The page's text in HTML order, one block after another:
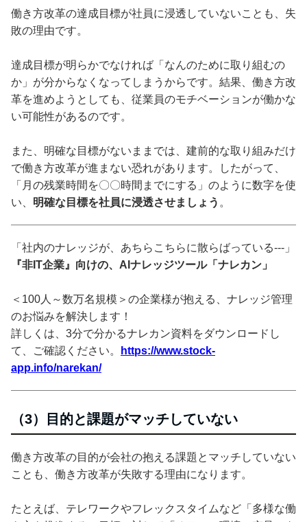
働き方改革の達成目標が社員に浸透していないことも、失
敗の理由です。
達成目標が明らかでなければ「なんのために取り組むの
か」が分からなくなってしまうからです。結果、働き方改
革を進めようとしても、従業員のモチベーションが働かな
い可能性があるのです。
また、明確な目標がないままでは、建前的な取り組みだけ
で働き方改革が進まない恐れがあります。したがって、
「月の残業時間を〇〇時間までにする」のように数字を使
い、 明確な目標を社員に浸透させましょう 。
「社内のナレッジが、あちらこちらに散らばっている---」
『非IT企業』向けの、AIナレッジツール「ナレカン」
＜100人～数万名規模＞の企業様が抱える、ナレッジ管理
のお悩みを解決します！
詳しくは、3分で分かるナレカン資料をダウンロードし
て、ご確認ください。
https://www.stock-
app.info/narekan/
（3）目的と課題がマッチしていない
働き方改革の目的が会社の抱える課題とマッチしていない
ことも、働き方改革が失敗する理由になります。
たとえば、テレワークやフレックスタイムなど「多様な働